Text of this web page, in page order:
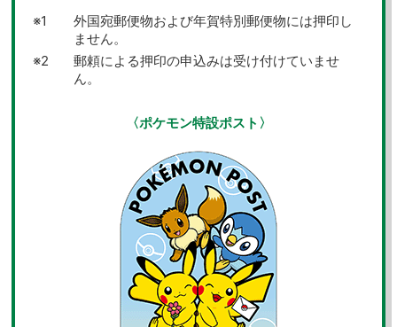
外国宛郵便物および年賀特別郵便物には押印し
ません。
郵頼による押印の申込みは受け付けていませ
ん。
〈ポケモン特設ポスト〉